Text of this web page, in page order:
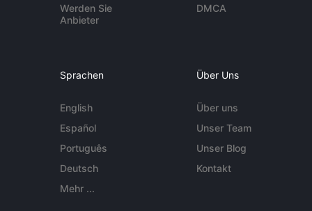
Werden Sie
Anbieter
DMCA
Sprachen
English
Español
Português
Deutsch
Mehr ...
Über Uns
Über uns
Unser Team
Unser Blog
Kontakt